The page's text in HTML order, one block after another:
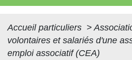
Accueil particuliers >
volontaires et salariés d'une
emploi associatif (CEA)